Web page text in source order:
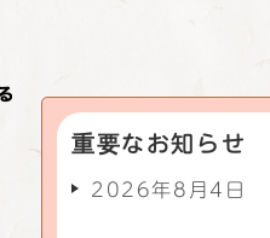
重要なお知らせ
2026年8月4日